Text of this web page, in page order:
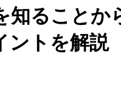
知ること
ントを解説